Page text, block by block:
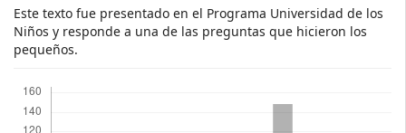
Este texto fue presentado en el Programa Universidad de los
Niños y responde a una de las preguntas que hicieron los
pequeños.